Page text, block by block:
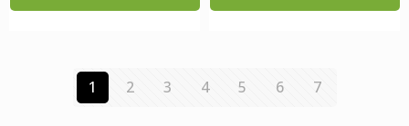
1 2 3 4 5 6 7